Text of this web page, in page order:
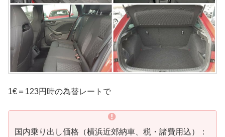
1€＝123円時の為替レートで
国内乗り出し価格（横浜近郊納車、税・諸費用込）：